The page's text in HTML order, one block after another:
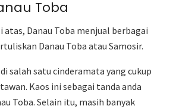
Toba
atas, Danau Toba menjual berbagai
Danau Toba atau Samosir.
salah satu cinderamata yang cukup
Kaos ini sebagai tanda anda
Toba. Selain itu, masih banyak